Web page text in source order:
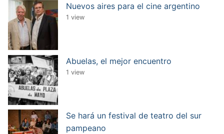
Nuevos aires para el cine argentino
1 view
Abuelas, el mejor encuentro
1 view
Se hará un festival de teatro del sur
pampeano